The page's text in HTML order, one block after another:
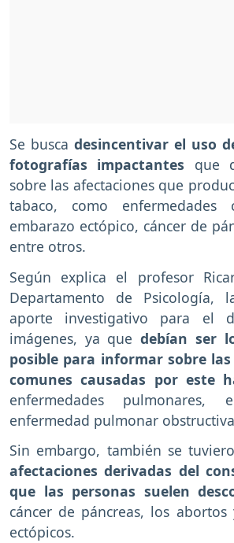
Se busca desincentivar el uso
fotografías impactantes que
sobre las afectaciones que
tabaco, como enfermedades
embarazo ectópico, cáncer de
entre otros.
Según explica el profesor
Departamento de Psicología,
aporte investigativo para el
imágenes, ya que debían ser
posible para informar sobre las
comunes causadas por este
enfermedades
enfermedad pulmonar
Sin embargo, también se
afectaciones derivadas del
que las personas suelen
cáncer de páncreas, los abortos
ectópicos.